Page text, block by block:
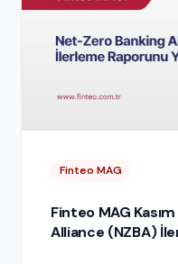
Finteo MAG
Finteo MAG
Alliance (NZBA)